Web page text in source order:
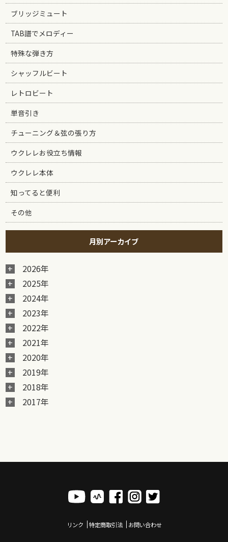
ブリッジミュート
TAB譜でメロディー
特殊な弾き方
シャッフルビート
レトロビート
単音引き
チューニング＆弦の張り方
ウクレレお役立ち情報
ウクレレ本体
知ってると便利
その他
月別アーカイブ
2026年
2025年
2024年
2023年
2022年
2021年
2020年
2019年
2018年
2017年
リンク 特定商取引法 お問い合わせ